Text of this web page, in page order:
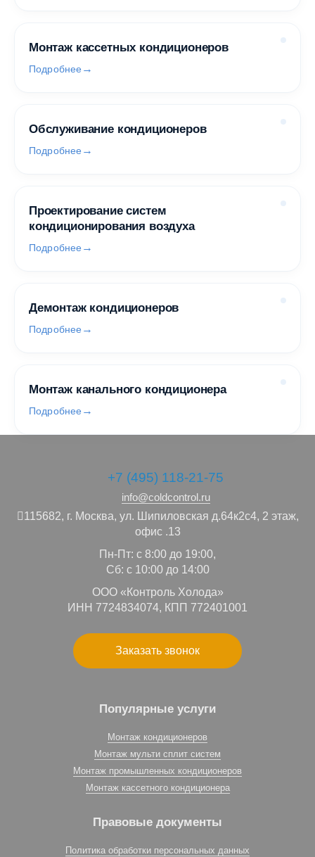
Монтаж кассетных кондиционеров
Подробнее
Обслуживание кондиционеров
Подробнее
Проектирование систем
кондиционирования воздуха
Подробнее
Демонтаж кондиционеров
Подробнее
Монтаж канального кондиционера
Подробнее
+7 (495) 118-21-75
info@coldcontrol.ru
115682, г. Москва, ул. Шипиловская д.64к2с4, 2 этаж,
офис .13
Пн-Пт: с 8:00 до 19:00,
Сб: с 10:00 до 14:00
ООО «Контроль Холода»
ИНН 7724834074, КПП 772401001
Заказать звонок
Популярные услуги
Монтаж кондиционеров
Монтаж мульти сплит систем
Монтаж промышленных кондиционеров
Монтаж кассетного кондиционера
Правовые документы
Политика обработки персональных данных